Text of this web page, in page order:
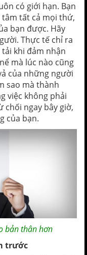
có giới hạn. Bạn
tất cả mọi thứ,
bạn được. Hãy
Thực tế chỉ ra
khi đảm nhận
mà lúc nào cũng
của những người
sao mà thành
việc không phải
chối ngay bây giờ,
của bạn.
bản thân hơn
trước